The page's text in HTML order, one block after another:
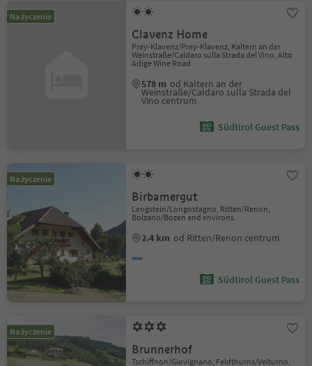
Na życzenie
Clavenz Home
Prey-Klavenz/Prey-Klavenz, Kaltern an der
Weinstraße/Caldaro sulla Strada del Vino, Alto
Adige Wine Road
578 m od Kaltern an der
Weinstraße/Caldaro sulla Strada del
Vino centrum
Südtirol Guest Pass
Na życzenie
Birbamergut
Lengstein/Longostagno, Ritten/Renon,
Bolzano/Bozen and environs
2.4 km od Ritten/Renon centrum
Südtirol Guest Pass
Na życzenie
Brunnerhof
Tschiffnon/Giovignano, Feldthurns/Velturno,